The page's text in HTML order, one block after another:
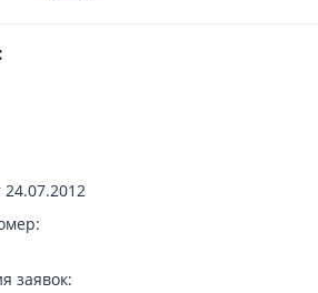
24.07.2012
заявок: